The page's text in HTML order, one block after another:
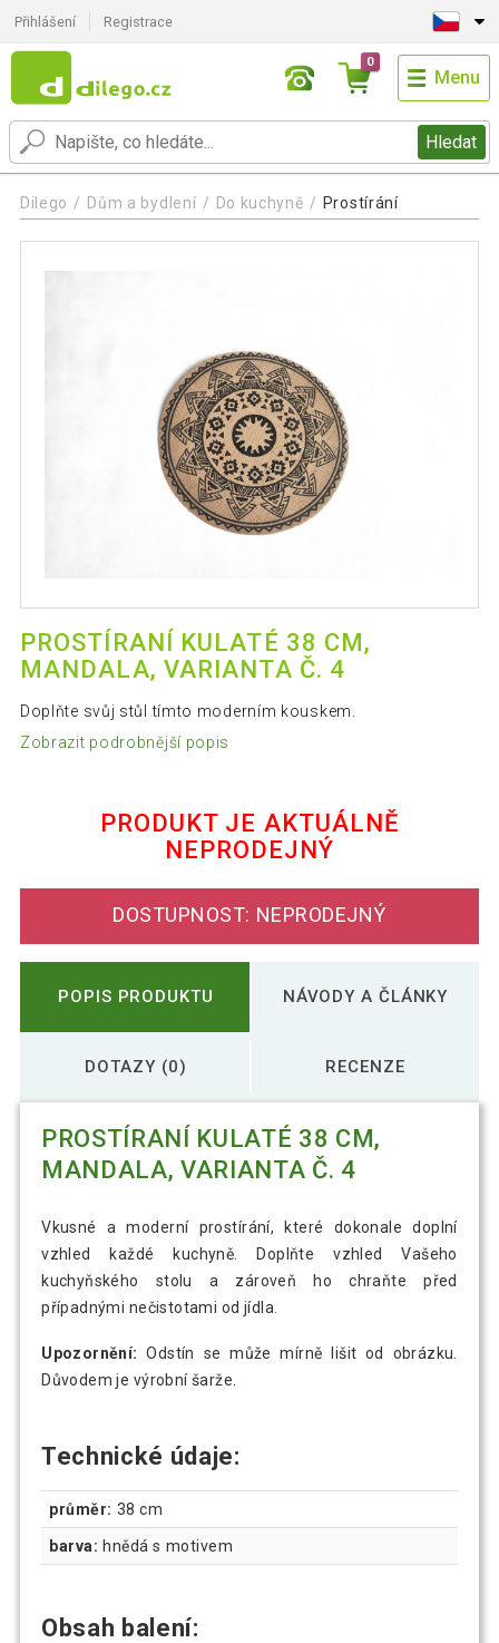
Přihlášení Registrace
Hledat
0
Menu
Dilego Dům a bydlení Do kuchyně Prostírání
PROSTÍRANÍ KULATÉ 38 CM,
MANDALA, VARIANTA Č. 4
Doplňte svůj stůl tímto moderním kouskem.
Zobrazit podrobnější popis
PRODUKT JE AKTUÁLNĚ
NEPRODEJNÝ
DOSTUPNOST: NEPRODEJNÝ
POPIS PRODUKTU NÁVODY A ČLÁNKY
DOTAZY (0) RECENZE
PROSTÍRANÍ KULATÉ 38 CM,
MANDALA, VARIANTA Č. 4
Vkusné a moderní prostírání, které dokonale doplní
vzhled každé kuchyně. Doplňte vzhled Vašeho
kuchyňského stolu a zároveň ho chraňte před
případnými nečistotami od jídla.
Upozornění: Odstín se může mírně lišit od obrázku.
Důvodem je výrobní šarže.
Technické údaje:
průměr: 38 cm
barva: hnědá s motivem
Obsah balení: